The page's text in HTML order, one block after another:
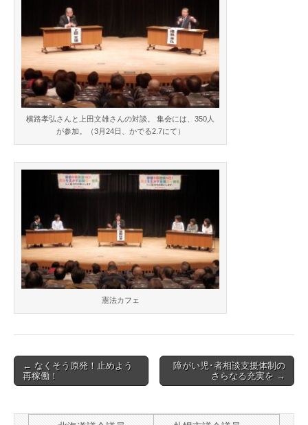
横路孝弘さんと上田文雄さんの対談。 集会には、350人
が参加。（3月24日、かでる2.7にて）
憲法カフェ
Post
navigation
← なくそう原発！止めよう
再稼働！
障がい児･者相談支援体制の
さらなる充実を →